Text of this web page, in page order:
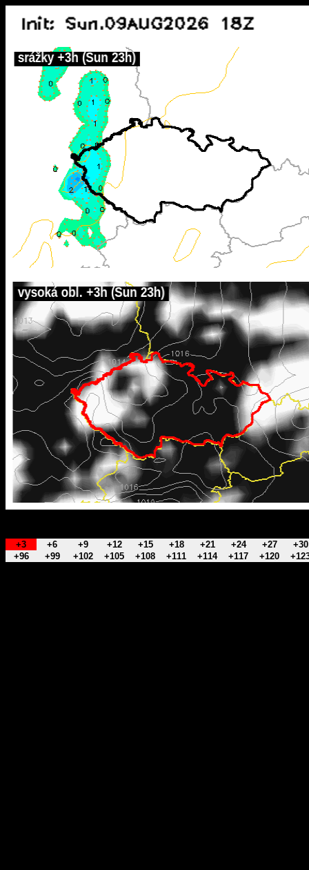
+3 +6 +9 +12 +15 +18 +21 +24 +27
+30
+96
+99 +102 +105 +108 +111 +114 +117 +120